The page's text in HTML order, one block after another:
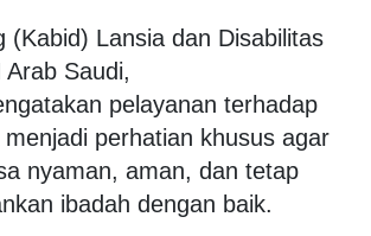
(Kabid) Lansia dan Disabilitas
Saudi,
pelayanan terhadap
perhatian khusus agar
nyaman, aman, dan tetap
ibadah dengan baik.